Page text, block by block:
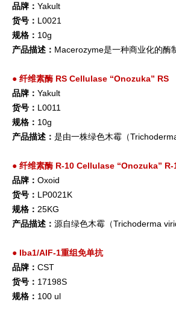
品牌： Yakult
货号： L0021
规格： 10g
产品描述： Macerozyme是一种商业化的酶
● 纤维素酶 RS Cellulase “Onozuka” RS
品牌： Yakult
货号： L0011
规格： 10g
产品描述： 是由一株绿色木霉（
● 纤维素酶 R-10 Cellulase “Onozuka” R-
品牌： Oxoid
货号： LP0021K
规格： 25KG
产品描述： 源自绿色木霉（Trichoderma
● Iba1/AIF-1重组免单抗
品牌： CST
货号： 17198S
规格： 100 ul